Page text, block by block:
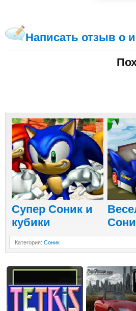
Написать отзыв о
Супер Соник и
кубики
Сони
Категория: Соник